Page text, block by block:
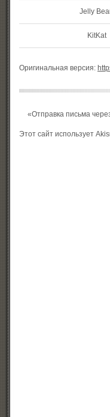
Jelly
KitKat
Оригинальная версия:
«Отправка письма
Этот сайт использует